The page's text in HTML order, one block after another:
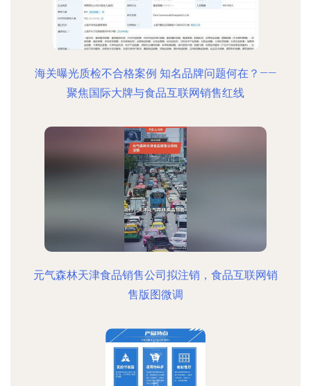
海关曝光质检不合格案例 知名品牌问题何在？——
聚焦国际大牌与食品互联网销售红线
元气森林天津食品销售公司拟注销，食品互联网销
售版图微调